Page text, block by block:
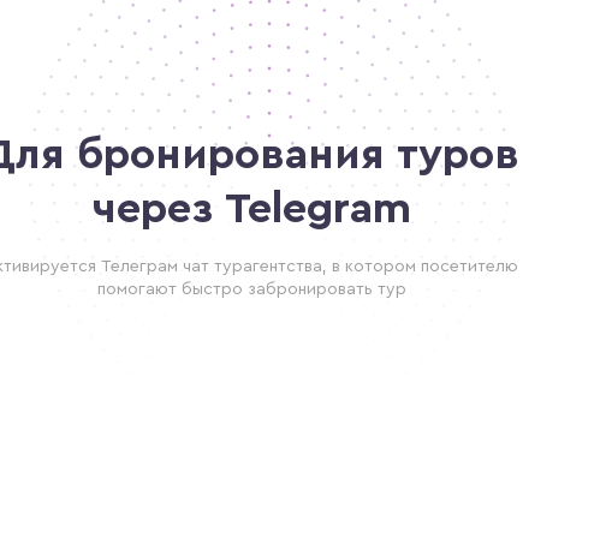
бронирования туров
через Telegram
Телеграм чат турагентства, в котором посетителю
помогают быстро забронировать тур